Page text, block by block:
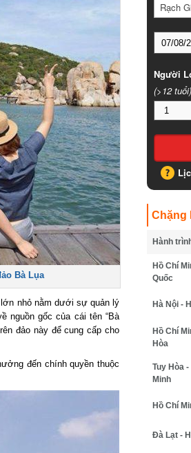
Bà Lụa
nhỏ nằm dưới sự quản lý
gốc của cái tên “Bà
đảo này để cung cấp cho
đến chính quyền thuộc
Rạch
Người
(>12 tuổi)
Chặng
Hành trình*
Hồ Chí
Quốc
Hà Nội -
Hồ Chí
Hòa
Tuy Hòa -
Minh
Hồ Chí
Đà Lạt -